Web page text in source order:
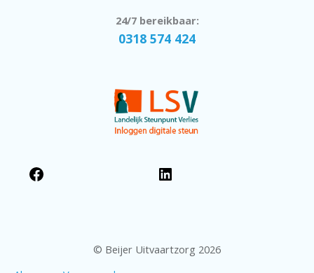
24/7 bereikbaar:
0318 574 424
© Beijer Uitvaartzorg 2026